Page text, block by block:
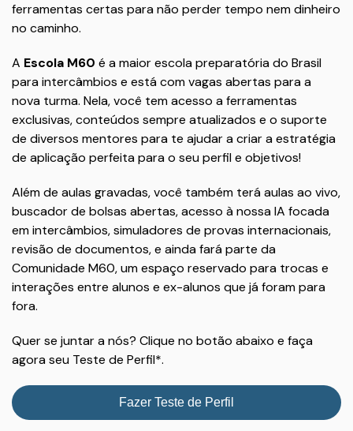
ferramentas certas para não perder tempo nem dinheiro
no caminho.
A Escola M60 é a maior escola preparatória do Brasil
para intercâmbios e está com vagas abertas para a
nova turma. Nela, você tem acesso a ferramentas
exclusivas, conteúdos sempre atualizados e o suporte
de diversos mentores para te ajudar a criar a estratégia
de aplicação perfeita para o seu perfil e objetivos!
Além de aulas gravadas, você também terá aulas ao vivo,
buscador de bolsas abertas, acesso à nossa IA focada
em intercâmbios, simuladores de provas internacionais,
revisão de documentos, e ainda fará parte da
Comunidade M60, um espaço reservado para trocas e
interações entre alunos e ex-alunos que já foram para
fora.
Quer se juntar a nós? Clique no botão abaixo e faça
agora seu Teste de Perfil*.
Fazer Teste de Perfil